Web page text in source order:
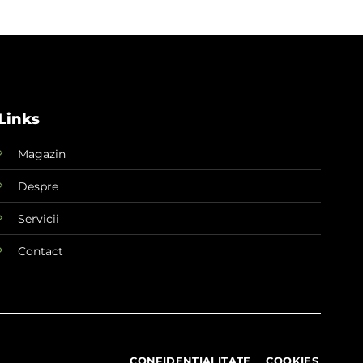
Magazin
Despre
Servicii
Contact